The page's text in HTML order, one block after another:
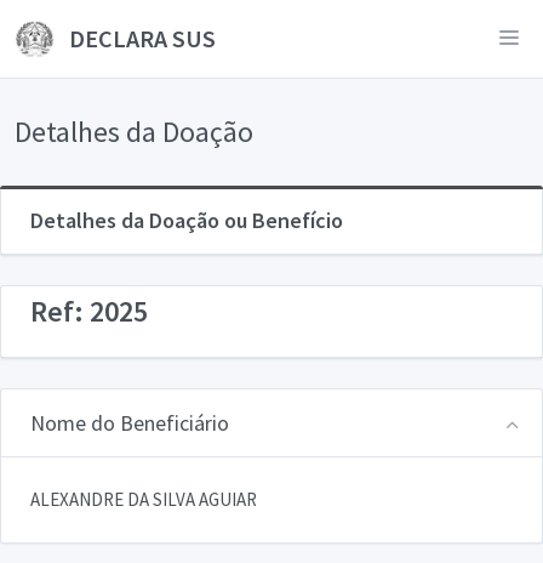
DECLARA SUS
Detalhes da Doação
Detalhes da Doação ou Benefício
Ref: 2025
Nome do Beneficiário
ALEXANDRE DA SILVA AGUIAR